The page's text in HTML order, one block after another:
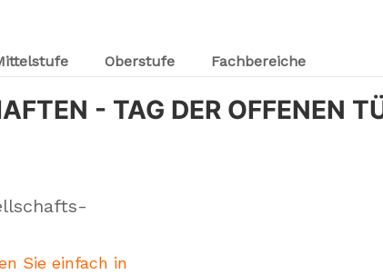
Oberstufe Fachbereiche
- TAG DER OFFENEN
Sie einfach in